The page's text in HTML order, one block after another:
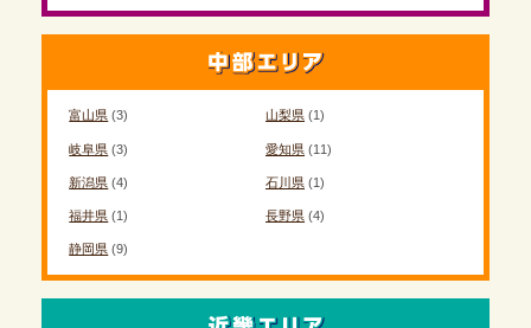
富山県 (3) 山梨県(1)
岐阜県 (3) 愛知県(11)
新潟県 (4) 石川県(1)
福井県 (1) 長野県(4)
静岡県 (9)